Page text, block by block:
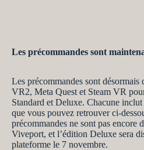
Les précommandes sont
Les précommandes sont désormais
VR2, Meta Quest et Steam VR
Standard et Deluxe. Chacune
que vous pouvez retrouver ci-
précommandes ne sont pas encore
Viveport, et l’édition Deluxe sera
plateforme le 7 novembre.